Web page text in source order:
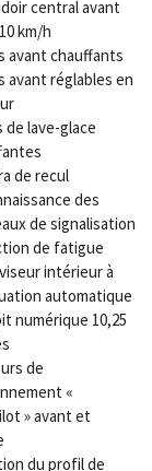
central avant
km/h
avant chauffants
avant réglables en
de lave-glace
de recul
des
de signalisation
de fatigue
intérieur à
automatique
numérique 10,25
de
«
» avant et
du profil de